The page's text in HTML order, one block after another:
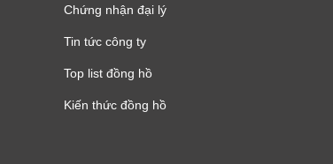
Chứng nhận đại lý
Tin tức công ty
Top list đồng hồ
Kiến thức đồng hồ